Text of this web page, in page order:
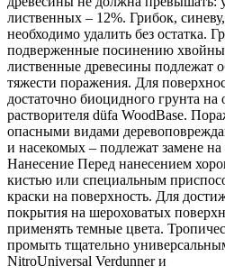
лиственных – 12%. Грибок,
необходимо удалить без остатка.
подверженные посинению
лиственные древесины подлежат
тяжести поражения. Для
достаточно биоцидного грунта на
растворителя düfa WoodBase.
опасными видами
и насекомых – подлежат замене на
Нанесение Перед нанесением
кистью или специальным
краски на поверхность. Для
покрытия на шероховатых
применять темные цвета.
промыть тщательно
NitroUniversal Verdunner и